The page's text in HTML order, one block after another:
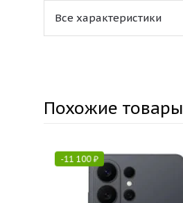
Все характеристики
Похожие товары
-11 100₽